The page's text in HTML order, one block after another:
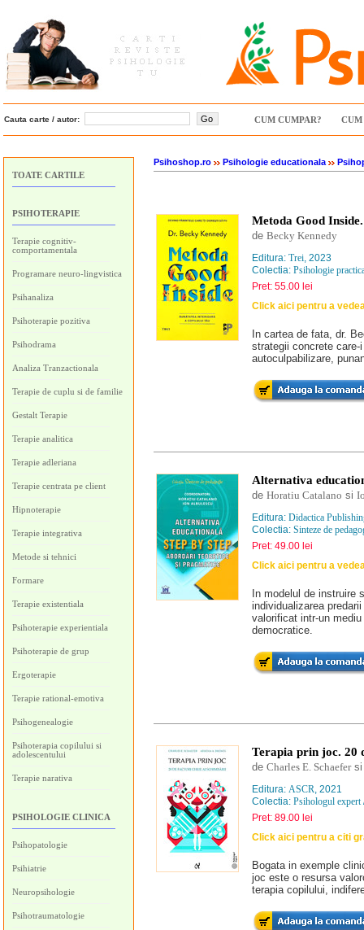
Cauta carte / autor: CUM CUMPAR? CUM
TOATE CARTILE
PSIHOTERAPIE
Terapie cognitiv-
comportamentala
Programare neuro-lingvistica
Psihanaliza
Psihoterapie pozitiva
Psihodrama
Analiza Tranzactionala
Terapie de cuplu si de familie
Gestalt Terapie
Terapie analitica
Terapie adleriana
Terapie centrata pe client
Hipnoterapie
Terapie integrativa
Metode si tehnici
Formare
Terapie existentiala
Psihoterapie experientiala
Psihoterapie de grup
Ergoterapie
Terapie rational-emotiva
Psihogenealogie
Psihoterapia copilului si
adolescentului
Terapie narativa
PSIHOLOGIE CLINICA
Psihopatologie
Psihiatrie
Neuropsihologie
Psihotraumatologie
Psihoshop.ro Psihologie educationala
Metoda Good
de Becky Kennedy
Editura: Trei, 2023
Colectia: Psihologie
Pret: 55.00 lei
Click aici pentru a
In cartea de fata, dr.
strategii concrete
autoculpabilizare,
Alternativa
de Horatiu Catalano si
Editura: Didactica
Colectia: Sinteze de
Pret: 49.00 lei
Click aici pentru a
In modelul de instruire
individualizarea
valorificat intr-un
democratice.
Terapia prin joc. 20
de Charles E. Schaefer
Editura: ASCR, 2021
Colectia: Psihologul expert
Pret: 89.00 lei
Click aici pentru a citi
Bogata in exemple
joc este o resursa
terapia copilului,